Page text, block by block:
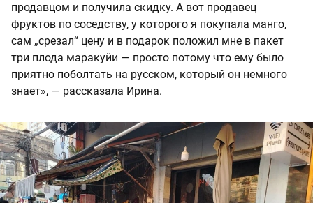
продавцом и получила скидку. А вот продавец
фруктов по соседству, у которого я покупала манго,
сам „срезал“ цену и в подарок положил мне в пакет
три плода маракуйи — просто потому что ему было
приятно поболтать на русском, который он немного
знает», — рассказала Ирина.